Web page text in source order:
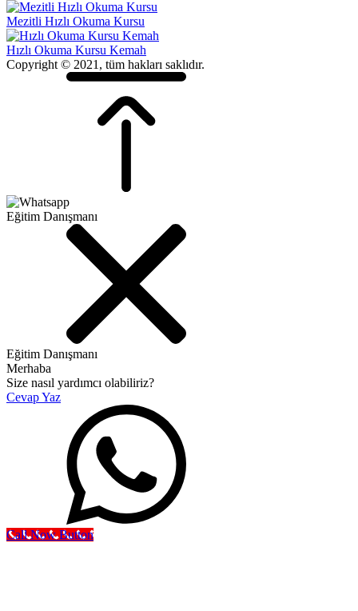
Mezitli Hızlı Okuma Kursu
Hızlı Okuma Kursu Kemah
Copyright © 2021, tüm hakları saklıdır.
Eğitim Danışmanı
Eğitim Danışmanı
Merhaba
Size nasıl yardımcı olabiliriz?
Cevap Yaz
Call Now Button